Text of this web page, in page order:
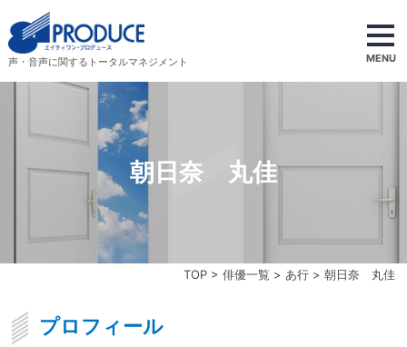
声・音声に関するトータルマネジメント MENU
TOP> 俳優一覧 > あ行> 朝日奈 丸佳
朝日奈 丸佳
プロフィール